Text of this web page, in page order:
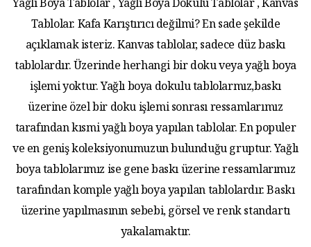
Yağlı Boya Tablolar , Yağlı Boya Dokulu Tablolar , Kanvas
Tablolar. Kafa Karıştırıcı değilmi? En sade şekilde
açıklamak isteriz. Kanvas tablolar, sadece düz baskı
tablolardır. Üzerinde herhangi bir doku veya yağlı boya
işlemi yoktur. Yağlı boya dokulu tablolarmız,baskı
üzerine özel bir doku işlemi sonrası ressamlarımız
tarafından kısmi yağlı boya yapılan tablolar. En populer
ve en geniş koleksiyonumuzun bulunduğu gruptur. Yağlı
boya tablolarımız ise gene baskı üzerine ressamlarımız
tarafından komple yağlı boya yapılan tablolardır. Baskı
üzerine yapılmasının sebebi, görsel ve renk standartı
yakalamaktır.